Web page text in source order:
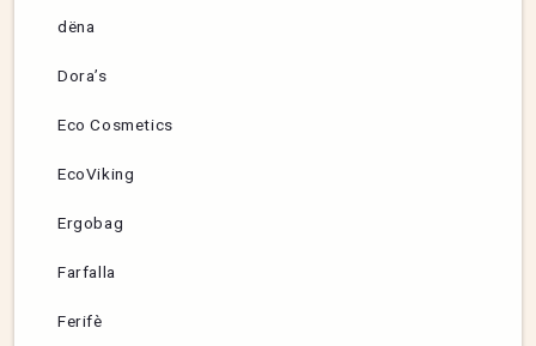
dëna
Dora’s
Eco Cosmetics
EcoViking
Ergobag
Farfalla
Ferifè